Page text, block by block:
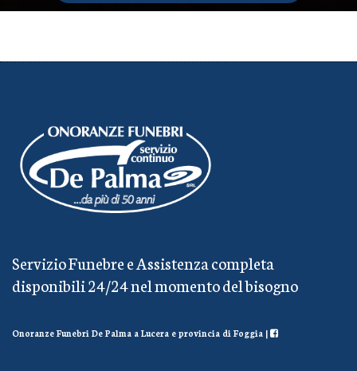
Servizio Funebre e Assistenza completa
disponibili 24/24 nel momento del bisogno
Onoranze Funebri De Palma a Lucera e provincia di Foggia |